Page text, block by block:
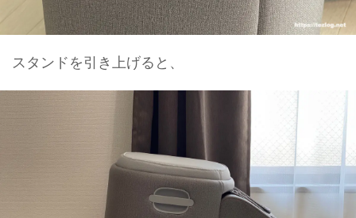
スタンドを引き上げると、